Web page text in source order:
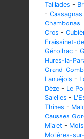
Taillades -
- Cassagnas
Chambonas -
Cros -
Fraissinet-
Génolhac -
Hures-la-
Grand-
Lanuéjols -
Dèze - Le
Salelles -
Thines -
Causses
Mialet -
Molières-